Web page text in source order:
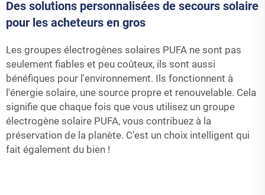
Des solutions personnalisées de secours solaire
pour les acheteurs en gros
Les groupes électrogènes solaires PUFA ne sont pas
seulement fiables et peu coûteux, ils sont aussi
bénéfiques pour l'environnement. Ils fonctionnent à
l'énergie solaire, une source propre et renouvelable. Cela
signifie que chaque fois que vous utilisez un groupe
électrogène solaire PUFA, vous contribuez à la
préservation de la planète. C'est un choix intelligent qui
fait également du bien !